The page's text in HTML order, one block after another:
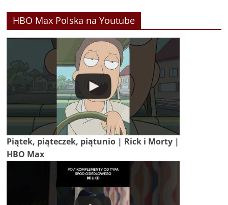
HBO Max Polska na Youtube
Piątek, piąteczek, piątunio | Rick i Morty |
HBO Max